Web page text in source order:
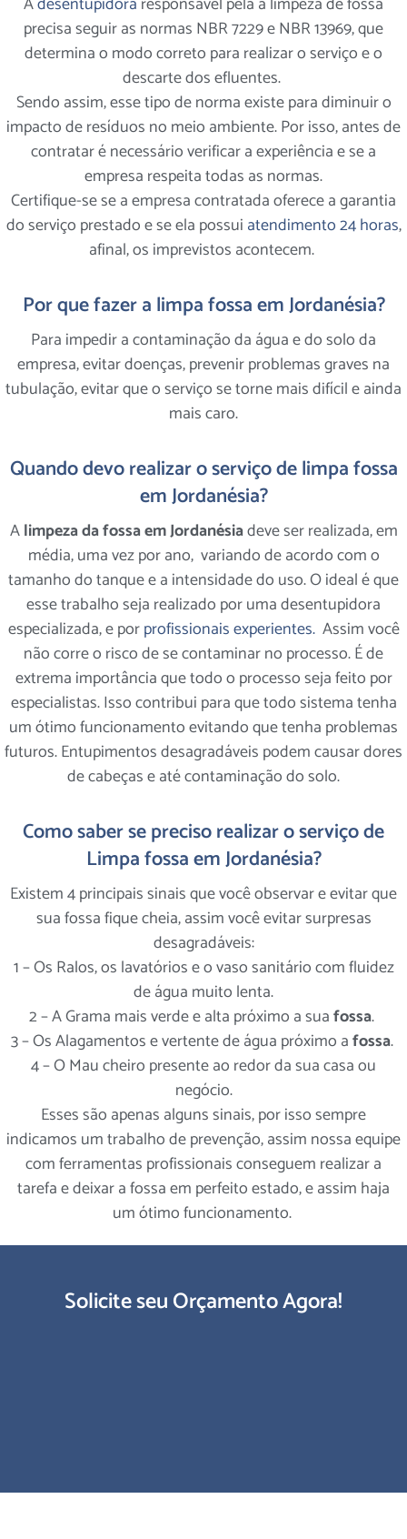
precisa seguir as normas NBR 7229 e NBR 13969, que
determina o modo correto para realizar o serviço e o
descarte dos efluentes.
Sendo assim, esse tipo de norma existe para diminuir o
impacto de resíduos no meio ambiente. Por isso, antes de
contratar é necessário verificar a experiência e se a
empresa respeita todas as normas.
Certifique-se se a empresa contratada oferece a garantia
do serviço prestado e se ela possui atendimento 24 horas,
afinal, os imprevistos acontecem.
Por que fazer a limpa fossa em Jordanésia?
Para impedir a contaminação da água e do solo da
empresa, evitar doenças, prevenir problemas graves na
tubulação, evitar que o serviço se torne mais difícil e ainda
mais caro.
Quando devo realizar o serviço de limpa fossa
em Jordanésia?
Alimpeza da fossa em Jordanésiadeve ser realizada, em
média, uma vez por ano, variando de acordo com o
tamanho do tanque e a intensidade do uso. O ideal é que
esse trabalho seja realizado por uma desentupidora
especializada, e porprofissionais experientes.Assim você
não corre o risco de se contaminar no processo. É de
extrema importância que todo o processo seja feito por
especialistas. Isso contribui para que todo sistema tenha
um ótimo funcionamento evitando que tenha problemas
futuros. Entupimentos desagradáveis podem causar dores
de cabeças e até contaminação do solo.
Como saber se preciso realizar o serviço de
Limpa fossa em Jordanésia?
Existem 4 principais sinais que você observar e evitar que
sua fossa fique cheia, assim você evitar surpresas
desagradáveis:
1 – Os Ralos, os lavatórios e o vaso sanitário com fluidez
de água muito lenta.
2 – A Grama mais verde e alta próximo a suafossa.
3 – Os Alagamentos e vertente de água próximo afossa.
4 – O Mau cheiro presente ao redor da sua casa ou
negócio.
Esses são apenas alguns sinais, por isso sempre
indicamos um trabalho de prevenção, assim nossa equipe
com ferramentas profissionais conseguem realizar a
tarefa e deixar a fossa em perfeito estado, e assim haja
um ótimo funcionamento.
Solicite seu Orçamento Agora!